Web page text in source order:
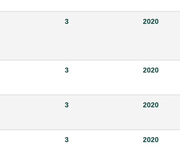
2020
3
2020
3
2020
3
2020
3